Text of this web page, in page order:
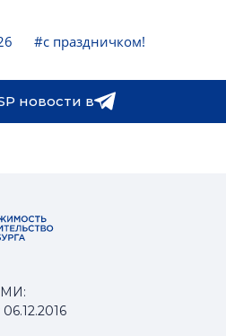
#с праздничком!
новости в